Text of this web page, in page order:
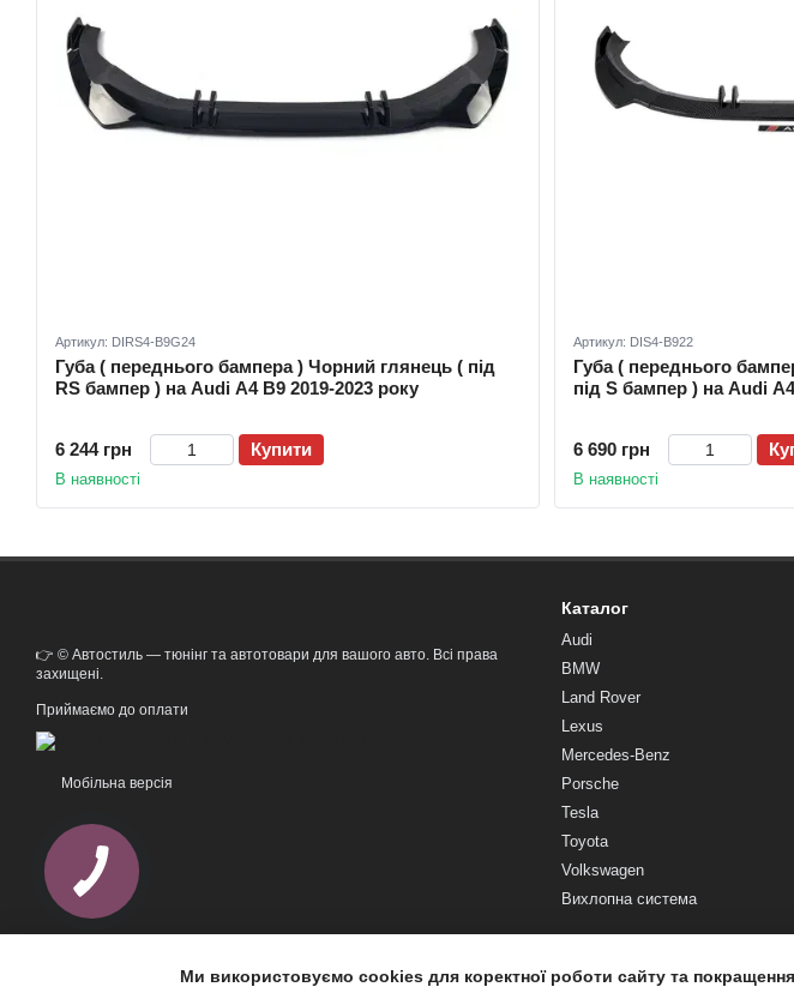
Артикул: DIRS4-B9G24
Губа ( переднього бампера ) Чорний глянець ( під
RS бампер ) на Audi A4 B9 2019-2023 року
6 244 грн Купити
В наявності
Артикул: DIS4-B922
Губа ( переднього
під S бампер ) на Audi
6 690 грн
В наявності
👉 © Автостиль — тюнінг та автотовари для вашого авто. Всі права
захищені.
Приймаємо до оплати
Мобільна версія
Каталог
Audi
BMW
Land Rover
Lexus
Mercedes-Benz
Porsche
Tesla
Toyota
Volkswagen
Вихлопна система
Ми використовуємо cookies для коректної роботи сайту та